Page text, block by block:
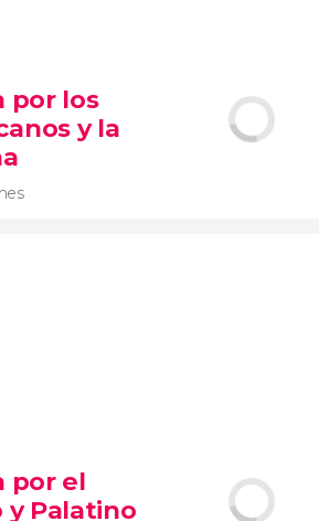
York
el Bronx y Brooklyn
por los
y la
los Museos Vaticanos y la Capilla
por el
y Palatino